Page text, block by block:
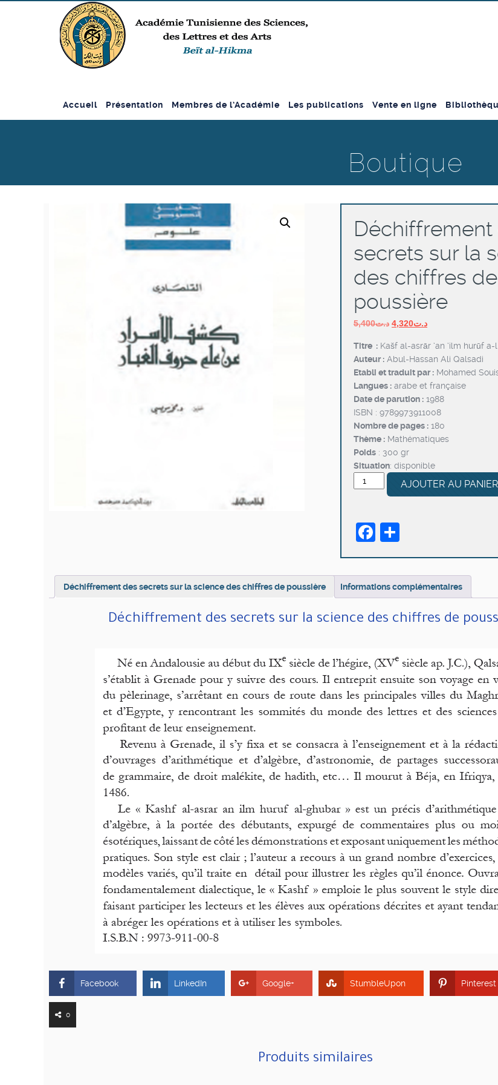
Accueil Présentation Membres de l’Académie Les publications Vente en ligne
Boutique
Déchiffrement
secrets sur la
des chiffres de
poussière
د.ت5,400
Le
initial
était :
د.ت5,400.
د.ت4,320
Le
actuel
est :
د.ت4,320.
Titre : Kašf al-asrār ‘an ‘ilm hurūf
Auteur : Abul-Hassan Ali Qalsadi
Etabli et traduit par : Mohamed
Langues : arabe et française
Date de parution : 1988
ISBN : 9789973911008
Nombre de pages : 180
Thème : Mathématiques
Poids : 300 gr
Situation: disponible
quantité
de
secrets
la
des
chiffres
AJOUTER AU PANIER
Facebook
Déchiffrement des secrets sur la science des chiffres de poussière Informations complémentaires
Déchiffrement des secrets sur la science des chiffres de
Facebook LinkedIn Google+ StumbleUpon Pinterest
0
Produits similaires